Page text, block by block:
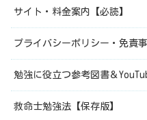
サイト・料金案内【必読】
プライバシーポリシー・免責
勉強に役立つ参考図書＆
救命士勉強法【保存版】